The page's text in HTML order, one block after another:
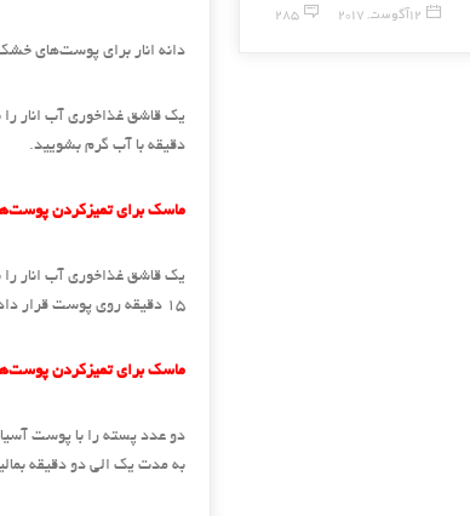
دانه انار برای پوست‌های
دقیقه با آب گرم بشویید.
ماسک برای تمیزکردن
یک قاشق غذاخوری آب انار
15 دقیقه روی پوست قرار داده؛ سپس با آب گرم آبکشی کنید.
ماسک برای تمیزکردن
دو عدد پسته را با پوست
به مدت یک الی دو دقیقه
12 آگوست, 2017 285